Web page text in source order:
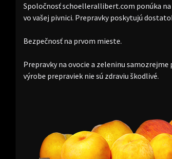
Spoločnosť schoellerallibert.com ponúka na
vo vašej pivnici. Prepravky poskytujú
Bezpečnosť na prvom mieste.
Prepravky na ovocie a zeleninu
výrobe prepraviek nie sú zdraviu škodlivé.